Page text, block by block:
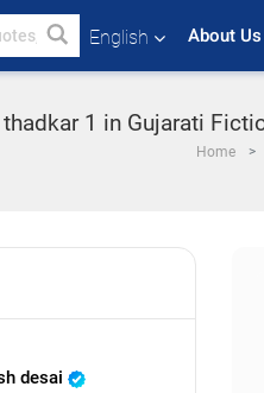
English About Us
thadkar 1 in Gujarati
Home
desai